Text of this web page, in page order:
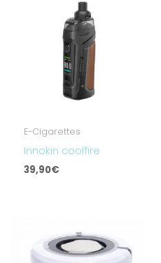
E-Cigarettes
Innokin coolfire
39,90€